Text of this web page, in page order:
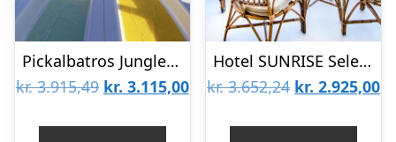
Pickalbatros Jungle Aqua Park by Neverland
kr.3.915,49 Den
kr. 3.115,00Den
Hotel SUNRISE Select Holidays Resort – Voksenhotel
kr.3.652,24 Den
kr. 2.925,00